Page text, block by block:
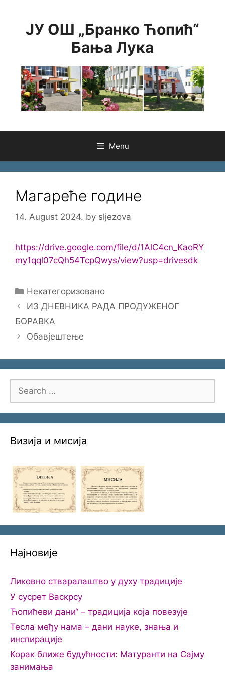
contentЈУ ОШ „Бранко Ћопић“
Бања Лука
Menu
Магареће године
14. August 2024. by sljezova
https://drive.google.com/file/d/1AlC4cn_KaoRY
my1qql07cQh54TcpQwys/view?usp=drivesdk
Categories
Некатегоризовано
ИЗ ДНЕВНИКА РАДА ПРОДУЖЕНОГ
БОРАВКА
Обавјештење
for:
Визија и мисија
Најновије
Ликовно стваралаштво у духу традиције
У сусрет Васкрсу
Ћопићеви дани“ – традиција која повезује
Тесла међу нама – дани науке, знања и
инспирације
Корак ближе будућности: Матуранти на Сајму
занимања